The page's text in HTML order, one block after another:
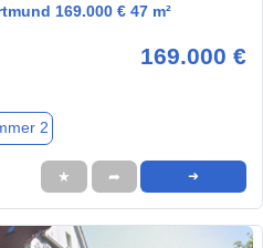
169.000 € 47 m²
169.000 €
2
★ ➦ ➜